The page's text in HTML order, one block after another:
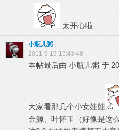
太开心啦
小瓶儿粥
2011-9-19 15:43:48
本帖最后由 小瓶儿粥 于
大家看那几个小女娃娃
金源、叶怀玉（好像是这